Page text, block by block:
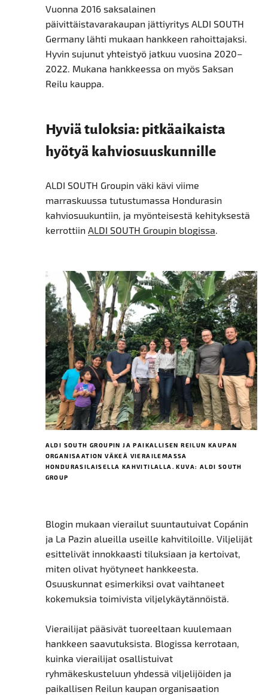
Vuonna 2016 saksalainen
päivittäistavarakaupan jättiyritys ALDI SOUTH
Germany lähti mukaan hankkeen rahoittajaksi.
Hyvin sujunut yhteistyö jatkuu vuosina 2020–
2022. Mukana hankkeessa on myös Saksan
Reilu kauppa.
Hyviä tuloksia: pitkäaikaista
hyötyä kahviosuuskunnille
ALDI SOUTH Groupin väki kävi viime
marraskuussa tutustumassa Hondurasin
kahviosuukuntiin, ja myönteisestä kehityksestä
kerrottiin ALDI SOUTH Groupin blogissa.
ALDI SOUTH GROUPIN JA PAIKALLISEN REILUN KAUPAN
ORGANISAATION VÄKEÄ VIERAILEMASSA
HONDURASILAISELLA KAHVITILALLA. KUVA: ALDI SOUTH
GROUP
Blogin mukaan vierailut suuntautuivat Copánin
ja La Pazin alueilla useille kahvitiloille. Viljelijät
esittelivät innokkaasti tiluksiaan ja kertoivat,
miten olivat hyötyneet hankkeesta.
Osuuskunnat esimerkiksi ovat vaihtaneet
kokemuksia toimivista viljelykäytännöistä.
Vierailijat pääsivät tuoreeltaan kuulemaan
hankkeen saavutuksista. Blogissa kerrotaan,
kuinka vierailijat osallistuivat
ryhmäkeskusteluun yhdessä viljelijöiden ja
paikallisen Reilun kaupan organisaation